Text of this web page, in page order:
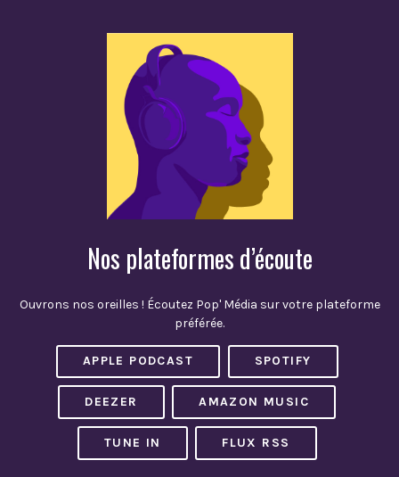
Nos plateformes d’écoute
Ouvrons nos oreilles ! Écoutez Pop' Média sur votre plateforme
préférée.
APPLE PODCAST SPOTIFY
DEEZER AMAZON MUSIC
TUNE IN FLUX RSS